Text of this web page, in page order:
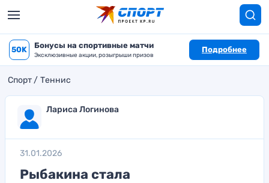
50K Бонусы на спортивные матчи
Эксклюзивные акции, розыгрыши призов
Подробнее
Спорт Теннис
Лариса Логинова
31.01.2026
Рыбакина стала